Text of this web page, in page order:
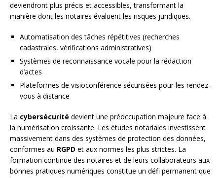
deviendront plus précis et accessibles, transformant la
manière dont les notaires évaluent les risques juridiques.
Automatisation des tâches répétitives (recherches
cadastrales, vérifications administratives)
Systèmes de reconnaissance vocale pour la rédaction
d’actes
Plateformes de visioconférence sécurisées pour les rendez-
vous à distance
La cybersécurité devient une préoccupation majeure face à
la numérisation croissante. Les études notariales investissent
massivement dans des systèmes de protection des données,
conformes au RGPD et aux normes les plus strictes. La
formation continue des notaires et de leurs collaborateurs aux
bonnes pratiques numériques constitue un défi permanent que